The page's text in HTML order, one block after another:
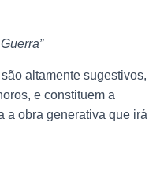
altamente sugestivos,
e constituem a
a obra generativa que irá